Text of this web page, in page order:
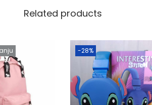
Related products
-28%